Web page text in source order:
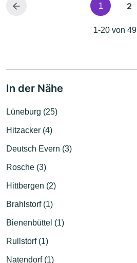
1 2
1-20 von 49
In der Nähe
Lüneburg (25)
Hitzacker (4)
Deutsch Evern (3)
Rosche (3)
Hittbergen (2)
Brahlstorf (1)
Bienenbüttel (1)
Rullstorf (1)
Natendorf (1)